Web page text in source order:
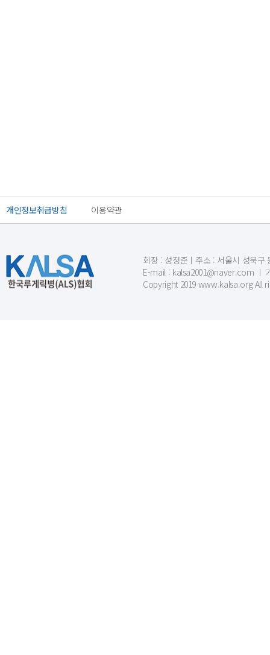
개인정보취급방침 이용약관
회장 : 성정준ㅣ주소 : 서울시 성북구
E-mail : kalsa2001@naver.com ㅣ
Copyright 2019 www.kalsa.org All